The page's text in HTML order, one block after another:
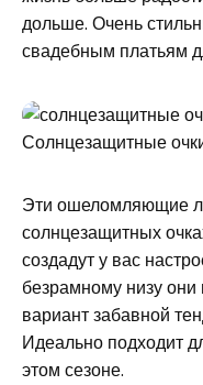
дольше. Очень
свадебным платьям
Солнцезащитные
Эти ошеломляющие
солнцезащитных
создадут у вас
безрамному низу они
вариант забавной
Идеально подходит
этом сезоне.